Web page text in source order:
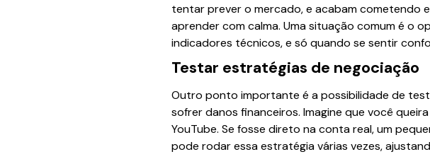
tentar prever o mercado, e acabam cometendo
aprender com calma. Uma situação comum é o
indicadores técnicos, e só quando se sentir
Testar estratégias de negociação
Outro ponto importante é a possibilidade de
sofrer danos financeiros. Imagine que você
YouTube. Se fosse direto na conta real, um
pode rodar essa estratégia várias vezes,